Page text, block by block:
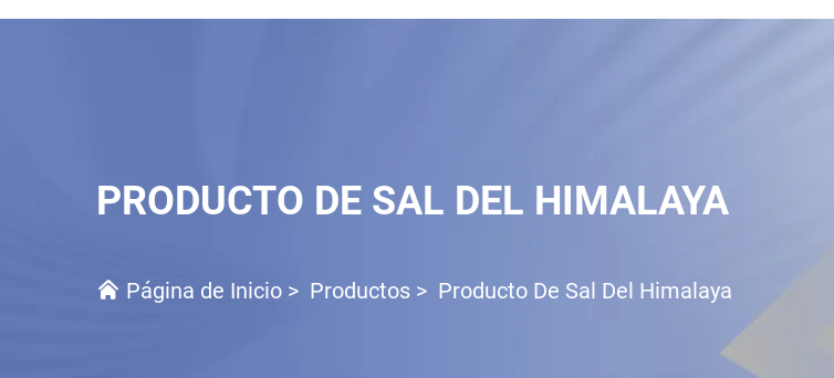
PRODUCTO DE SAL DEL HIMALAYA
Página de Inicio > Productos > Producto De Sal Del Himalaya